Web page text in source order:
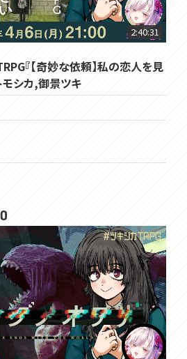
2:40:31
『【奇妙な依頼】私の恋人を見
モシカ,御景ツキ